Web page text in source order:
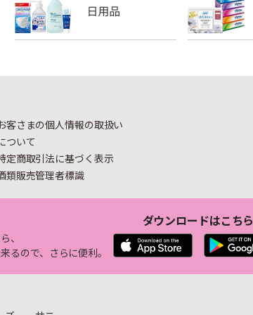
客さまの個人情報の取扱い
ついて
定商取引法に基づく表示
類販売管理者標識
、
るので、さらに便利。
ダウンロードはこちら